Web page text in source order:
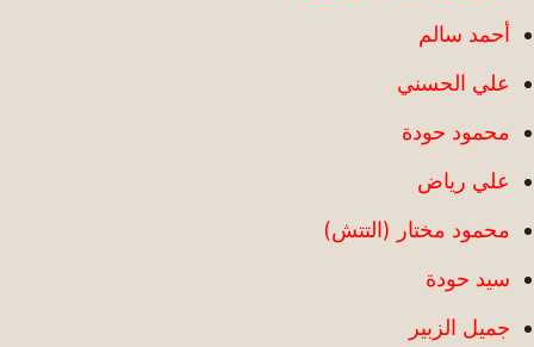
أحمد سالم
علي الحسني
محمود حودة
علي رياض
محمود مختار (التتش)
سيد حودة
جميل الزبير